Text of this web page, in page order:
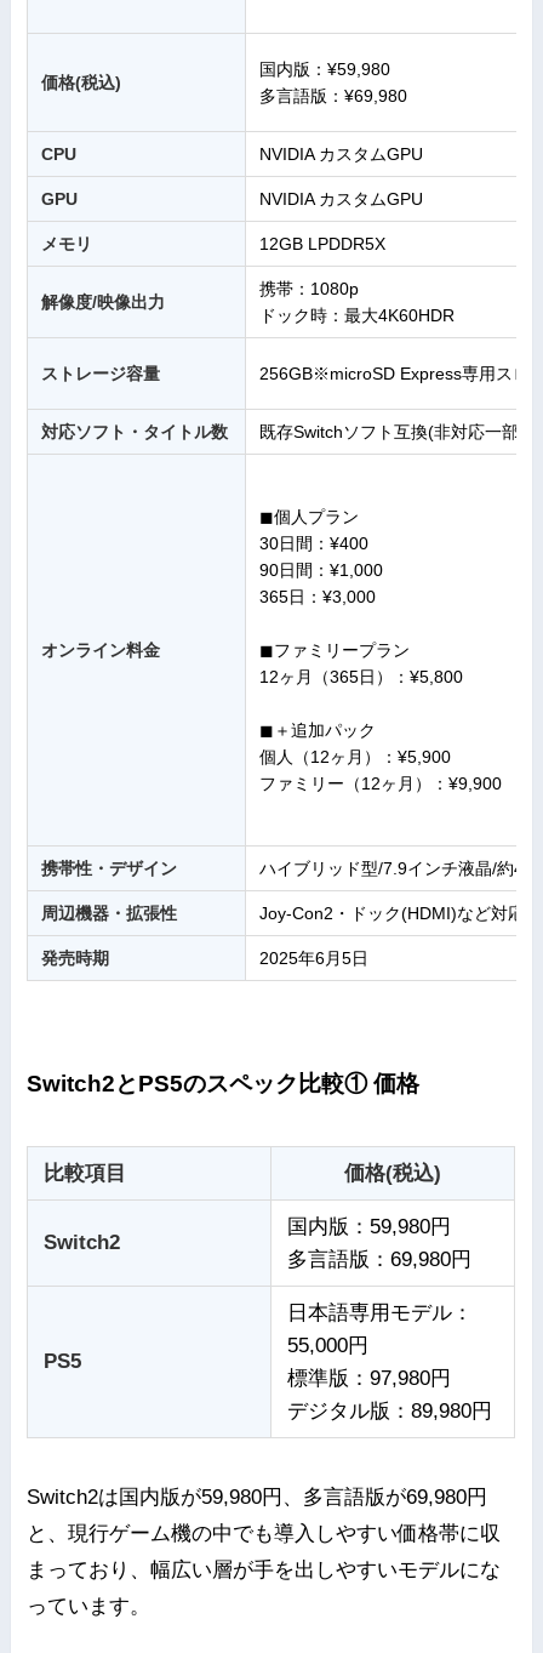
価格(税込)
国内版：¥59,980
多言語版：¥69,980
CPU NVIDIA カスタムGPU
GPU NVIDIA カスタムGPU
メモリ 12GB LPDDR5X
解像度/映像出力
携帯：1080p
ドック時：最大4K60HDR
ストレージ容量 256GB※microSD Express専用スロ
対応ソフト・タイトル数 既存Switchソフト互換(非対応一部あ
オンライン料金
◼︎個人プラン
30日間：¥400
90日間：¥1,000
365日：¥3,000
◼︎ファミリープラン
12ヶ月（365日）：¥5,800
◼︎＋追加パック
個人（12ヶ月）：¥5,900
ファミリー（12ヶ月）：¥9,900
携帯性・デザイン ハイブリッド型/7.9インチ液晶/約
周辺機器・拡張性 Joy-Con2・ドック(HDMI)など対応
発売時期 2025年6月5日
Switch2とPS5のスペック比較① 価格
比較項目 価格(税込)
Switch2
国内版：59,980円
多言語版：69,980円
PS5
日本語専用モデル：
55,000円
標準版：97,980円
デジタル版：89,980円
Switch2は国内版が59,980円、多言語版が69,980円
と、現行ゲーム機の中でも導入しやすい価格帯に収
まっており、幅広い層が手を出しやすいモデルにな
っています。